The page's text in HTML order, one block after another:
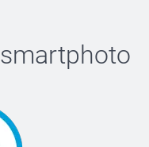
smartphoto